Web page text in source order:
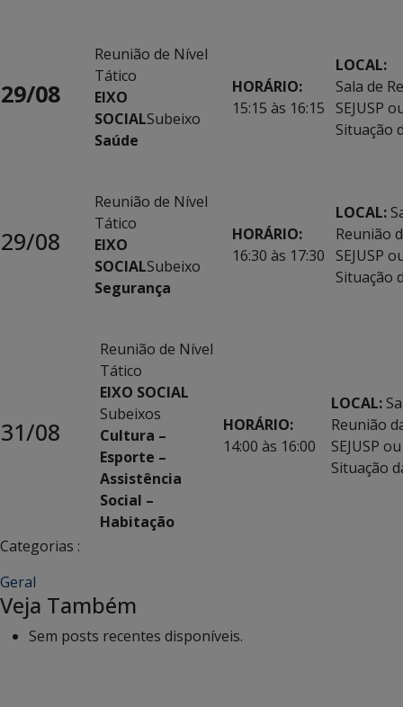
29/08
Reunião de Nível
Tático
EIXO
SOCIALSubeixo
Saúde
HORÁRIO:
15:15 às 16:15
LOCAL:
Sala de
SEJUSP
Situação
29/08
Reunião de Nível
Tático
EIXO
SOCIALSubeixo
Segurança
HORÁRIO:
16:30 às 17:30
LOCAL:
Reunião
SEJUSP
Situação
31/08
Reunião de Nível
Tático
EIXO SOCIAL
Subeixos
Cultura –
Esporte –
Assistência
Social –
Habitação
HORÁRIO:
14:00 às 16:00
LOCAL:
Reunião
SEJUSP
Situação
Categorias :
Geral
Veja Também
Sem posts recentes disponíveis.